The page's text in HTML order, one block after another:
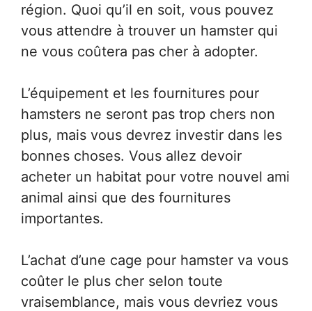
région. Quoi qu’il en soit, vous pouvez
vous attendre à trouver un hamster qui
ne vous coûtera pas cher à adopter.
L’équipement et les fournitures pour
hamsters ne seront pas trop chers non
plus, mais vous devrez investir dans les
bonnes choses. Vous allez devoir
acheter un habitat pour votre nouvel ami
animal ainsi que des fournitures
importantes.
L’achat d’une cage pour hamster va vous
coûter le plus cher selon toute
vraisemblance, mais vous devriez vous